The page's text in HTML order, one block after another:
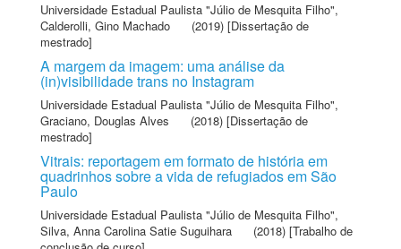
Universidade Estadual Paulista "Júlio de Mesquita Filho",
Calderolli, Gino Machado
(2019) [Dissertação de
mestrado]
A margem da imagem: uma análise da
(in)visibilidade trans no Instagram
Universidade Estadual Paulista "Júlio de Mesquita Filho",
Graciano, Douglas Alves
(2018) [Dissertação de
mestrado]
Vitrais: reportagem em formato de história em
quadrinhos sobre a vida de refugiados em São
Paulo
Universidade Estadual Paulista "Júlio de Mesquita Filho",
Silva, Anna Carolina Satie Suguihara
(2018) [Trabalho de